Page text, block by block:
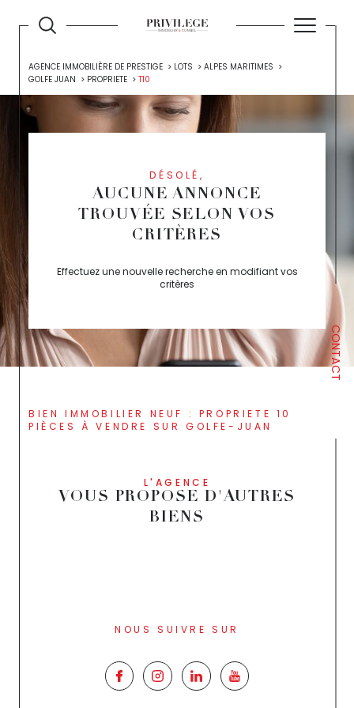
CONTACT
AGENCE IMMOBILIÈRE DE PRESTIGE LOTS
ALPES MARITIMES
GOLFE JUAN
PROPRIETE T10
DÉSOLÉ,
AUCUNE ANNONCE
TROUVÉE SELON VOS
CRITÈRES
Effectuez une nouvelle recherche en modifiant vos
critères
BIEN IMMOBILIER NEUF : PROPRIETE 10
PIÈCES À VENDRE SUR GOLFE-JUAN
L'AGENCE
VOUS PROPOSE D'AUTRES
BIENS
NOUS SUIVRE SUR